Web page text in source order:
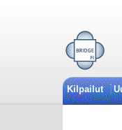
Kilpailut